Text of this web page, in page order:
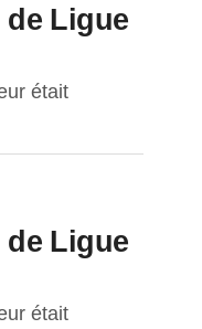
Ligue
était
Ligue
était